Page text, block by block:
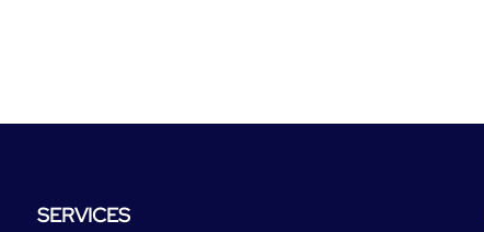
SERVICES